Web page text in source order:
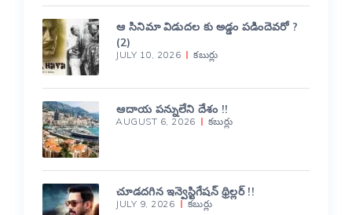
ఆ సినిమా విడుదల కు అడ్డం పడిందెవరో ?
(2)
JULY 10, 2026 కబుర్లు
ఆదాయ పన్నులేని దేశం !!
AUGUST 6, 2026 కబుర్లు
చూడదగిన ఇన్వెస్టిగేషన్ థ్రిల్లర్ !!
JULY 9, 2026 కబుర్లు